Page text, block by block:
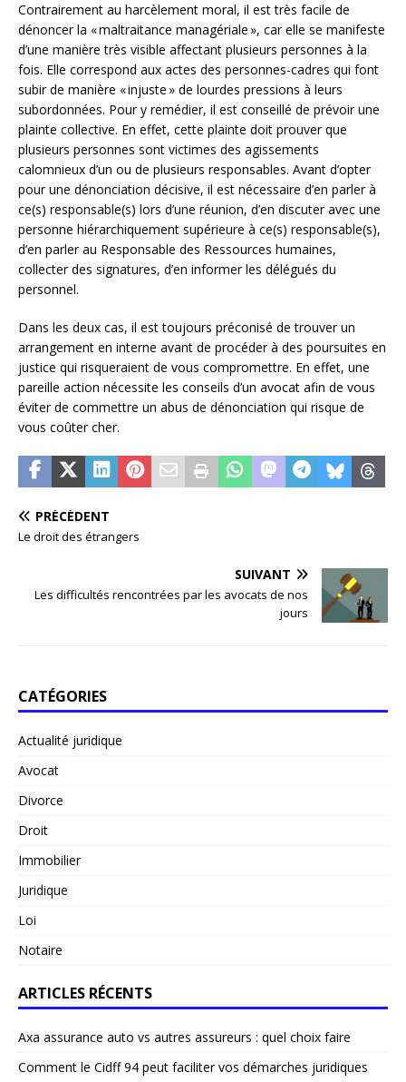
Contrairement au harcèlement moral, il est très facile de
dénoncer la « maltraitance managériale », car elle se manifeste
d’une manière très visible affectant plusieurs personnes à la
fois. Elle correspond aux actes des personnes-cadres qui font
subir de manière « injuste » de lourdes pressions à leurs
subordonnées. Pour y remédier, il est conseillé de prévoir une
plainte collective. En effet, cette plainte doit prouver que
plusieurs personnes sont victimes des agissements
calomnieux d’un ou de plusieurs responsables. Avant d’opter
pour une dénonciation décisive, il est nécessaire d’en parler à
ce(s) responsable(s) lors d’une réunion, d’en discuter avec une
personne hiérarchiquement supérieure à ce(s) responsable(s),
d’en parler au Responsable des Ressources humaines,
collecter des signatures, d’en informer les délégués du
personnel.
Dans les deux cas, il est toujours préconisé de trouver un
arrangement en interne avant de procéder à des poursuites en
justice qui risqueraient de vous compromettre. En effet, une
pareille action nécessite les conseils d’un avocat afin de vous
éviter de commettre un abus de dénonciation qui risque de
vous coûter cher.
PRÉCÉDENT
Le droit des étrangers
SUIVANT
Les difficultés rencontrées par les avocats de nos
jours
CATÉGORIES
Actualité juridique
Avocat
Divorce
Droit
Immobilier
Juridique
Loi
Notaire
ARTICLES RÉCENTS
Axa assurance auto vs autres assureurs : quel choix faire
Comment le Cidff 94 peut faciliter vos démarches juridiques